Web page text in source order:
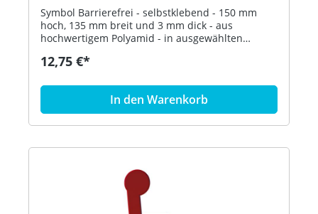
Symbol Barrierefrei - selbstklebend - 150 mm
hoch, 135 mm breit und 3 mm dick - aus
hochwertigem Polyamid - in ausgewählten
12,75 €*
In den Warenkorb